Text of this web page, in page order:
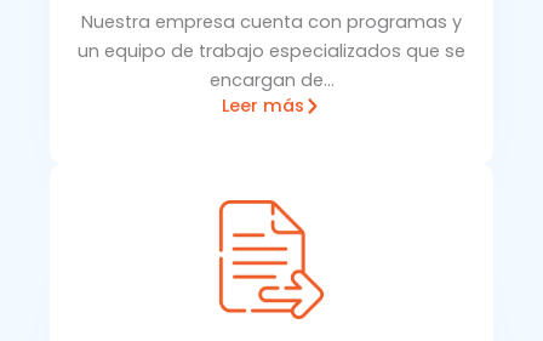
Nuestra empresa cuenta con programas y
un equipo de trabajo especializados que se
encargan de…
Leer más